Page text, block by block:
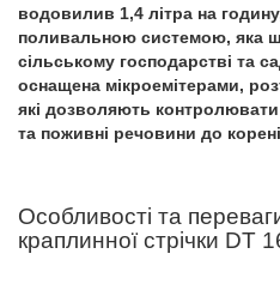
водовилив 1,4 літра на
поливальною системою, яка
сільському господарстві та
оснащена мікроемітерами,
які дозволяють
та поживні речовини до
Особливості та
краплинної стрічки DT